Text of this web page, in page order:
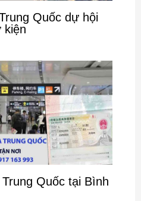
Quốc dự hội
kiện
Quốc tại Bình